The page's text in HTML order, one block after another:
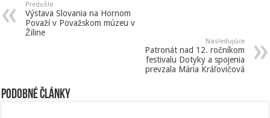
Predošlé
Výstava Slovania na Hornom
Považí v Považskom múzeu v
Žiline
Nasledujúce
Patronát nad 12. ročníkom
festivalu Dotyky a spojenia
prevzala Mária Kráľovičová
Podobné články